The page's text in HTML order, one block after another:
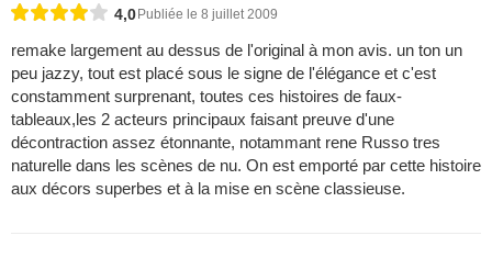
4,0Publiée le 8 juillet 2009
remake largement au dessus de l'original à mon avis. un ton un
peu jazzy, tout est placé sous le signe de l'élégance et c'est
constamment surprenant, toutes ces histoires de faux-
tableaux,les 2 acteurs principaux faisant preuve d'une
décontraction assez étonnante, notammant rene Russo tres
naturelle dans les scènes de nu. On est emporté par cette histoire
aux décors superbes et à la mise en scène classieuse.